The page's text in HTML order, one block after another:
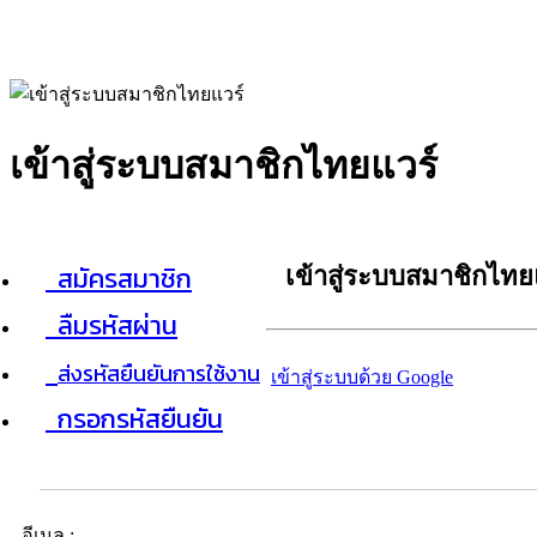
เข้าสู่ระบบสมาชิกไทยแวร์
สมัครสมาชิก
ลืมรหัสผ่าน
ส่งรหัสยืนยันการใช้งาน
กรอกรหัสยืนยัน
เข้าสู่ระบบสมาชิกไท
เข้าสู่ระบบด้วย Google